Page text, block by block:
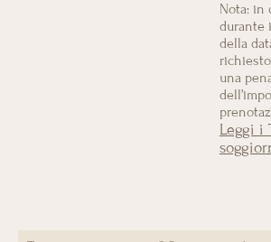
Nota: in
durante
della
una
Leggi i